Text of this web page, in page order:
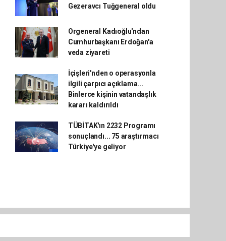
Gezeravcı Tuğgeneral oldu
Orgeneral Kadıoğlu'ndan
Cumhurbaşkanı Erdoğan'a
veda ziyareti
İçişleri'nden o operasyonla
ilgili çarpıcı açıklama...
Binlerce kişinin vatandaşlık
kararı kaldırıldı
TÜBİTAK'ın 2232 Programı
sonuçlandı... 75 araştırmacı
Türkiye'ye geliyor